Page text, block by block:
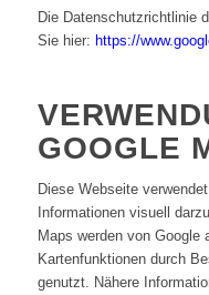
Die Datenschutzrichtlinie
Sie hier: https://
GOOGLE
Diese Webseite
Informationen visuell
Maps werden von Google
Kartenfunktionen durch
genutzt. Nähere